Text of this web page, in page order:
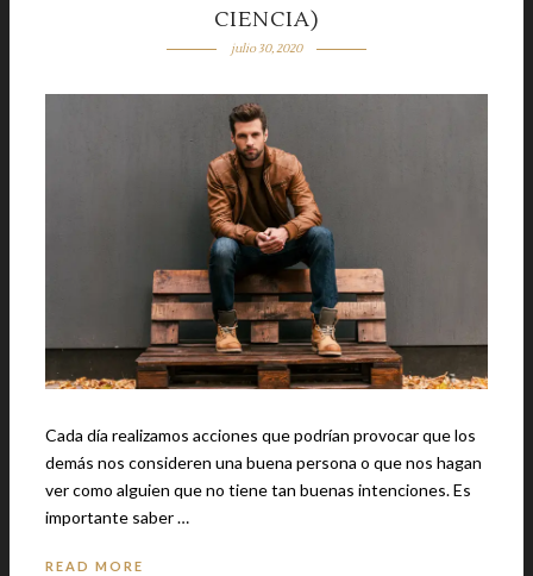
CIENCIA)
julio 30, 2020
Cada día realizamos acciones que podrían provocar que los
demás nos consideren una buena persona o que nos hagan
ver como alguien que no tiene tan buenas intenciones. Es
importante saber …
READ MORE